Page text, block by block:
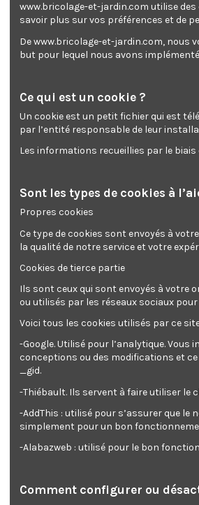
Description Détails du
ARMOIRE A FUSILS AVEC BOITE A
Dimensions extérieures:
Espace de rangement pouvant
Epaisseur de la porte: 3mm
Epaisseur des parois: 2mm
Avec coffre à fermeture à clé pour
Homologué pour les armes de
www.bricolage-et-jardin.com utilise
savoir plus sur vos préférences et de
De www.bricolage-et-jardin.com, nous
but pour lequel nous avons
Ce qui est un cookie ?
Un cookie est un petit fichier qui est
par l’entité responsable de leur
Les informations recueillies par le biais
Sont les types de cookies à
Propres cookies
Ce type de cookies sont envoyés à
la qualité de notre service et votre
Cookies de tierce partie
Ils sont ceux qui sont envoyés à votre
ou utilisés par les réseaux sociaux
Voici tous les cookies utilisés par ce
-Google. Utilisé pour l’analytique.
conceptions ou des modifications et
_gid.
-Thiébault. Ils servent à faire utiliser le
-AddThis : utilisé pour s’assurer que
simplement pour un bon
-Alabazweb : utilisé pour le bon
Comment configurer ou